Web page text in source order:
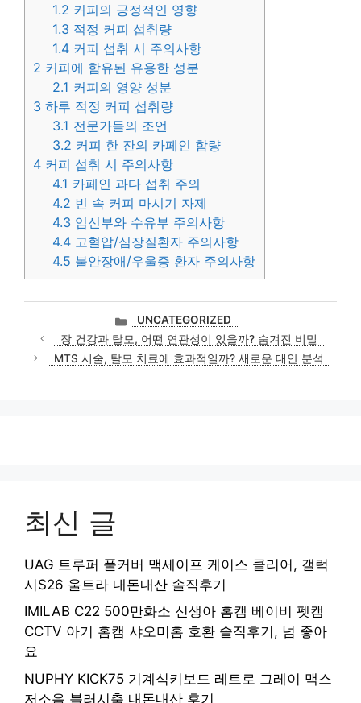
1.2 커피의 긍정적인 영향
1.3 적정 커피 섭취량
1.4 커피 섭취 시 주의사항
2 커피에 함유된 유용한 성분
2.1 커피의 영양 성분
3 하루 적정 커피 섭취량
3.1 전문가들의 조언
3.2 커피 한 잔의 카페인 함량
4 커피 섭취 시 주의사항
4.1 카페인 과다 섭취 주의
4.2 빈 속 커피 마시기 자제
4.3 임신부와 수유부 주의사항
4.4 고혈압/심장질환자 주의사항
4.5 불안장애/우울증 환자 주의사항
카
테
고
리
UNCATEGORIZED
장 건강과 탈모, 어떤 연관성이 있을까? 숨겨진 비밀
MTS 시술, 탈모 치료에 효과적일까? 새로운 대안 분석
최신 글
UAG 트루퍼 풀커버 맥세이프 케이스 클리어, 갤럭
시S26 울트라 내돈내산 솔직후기
IMILAB C22 500만화소 신생아 홈캠 베이비 펫캠
CCTV 아기 홈캠 샤오미홈 호환 솔직후기, 넘 좋아
요
NUPHY KICK75 기계식키보드 레트로 그레이 맥스
저소음 블러시축 내돈내산 후기